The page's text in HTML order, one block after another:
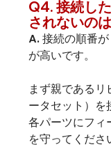
Q4. 接続し
されないの
A. 接続の順番
が高いです。
まず親である
ータセット）を
各パーツにフィ
を守ってくださ